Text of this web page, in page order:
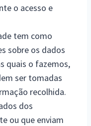
o acesso e
tem como
sobre os dados
quais o fazemos,
ser tomadas
recolhida.
dos
ou que enviam